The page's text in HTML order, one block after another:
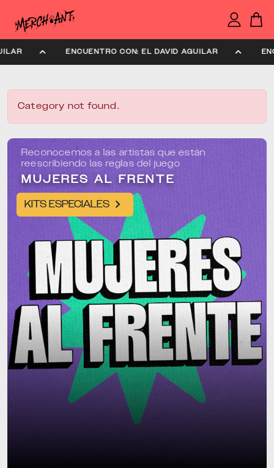
AGUILAR ENCUENTRO CON: EL DAVID AGUILAR
Category not found.
Reconocemos a las artistas que están
reescribiendo las reglas del juego
MUJERES AL FRENTE
KITS ESPECIALES